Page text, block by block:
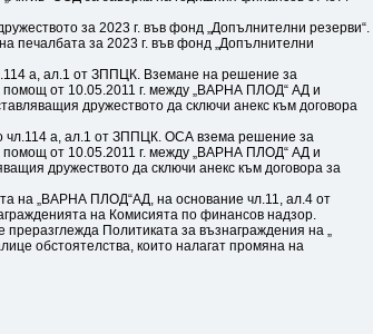
за 2023 г. във фонд „Допълнителни резерви“.
печалбата за 2023 г. във фонд „Допълнителни
а, ал.1 от ЗППЦК. Вземане на решение за
от 10.05.2011 г. между „ВАРНА ПЛОД“ АД и
дружеството да сключи анекс към договора
чл.114 а, ал.1 от ЗППЦК. ОСА взема решение за
от 10.05.2011 г. между „ВАРНА ПЛОД“ АД и
дружеството да сключи анекс към договора за
на „ВАРНА ПЛОД“АД, на основание чл.11, ал.4 от
на Комисията по финансов надзор.
Политиката за възнаграждения на „
обстоятелства, които налагат промяна на